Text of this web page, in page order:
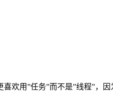
欢用”任务”而不是”线程”，